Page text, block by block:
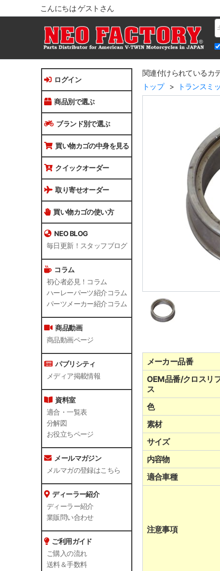
こんにちは ゲストさん
ログイン
商品別で選ぶ
ブランド別で選ぶ
買い物カゴの中身を見る
クイックオーダー
取り寄せオーダー
買い物カゴの使い方
NEO BLOG
毎日更新！スタッフブログ
コラム
初心者必見！コラム
ハーレーパーツ紹介コラム
パーツメーカー紹介コラム
商品動画
商品動画ページ
パブリシティ
メディア掲載情報
資料室
適合・一覧表
分解図
お役立ちページ
メールマガジン
メルマガの登録はこちら
ディーラー紹介
ディーラー紹介
業販問い合わせ
ご利用ガイド
ご購入の流れ
送料＆手数料
関連付けられているカ
トップ
トランスミ
メーカー品番
OEM品番/クロスリ
ス
色
素材
サイズ
内容物
適合車種
注意事項